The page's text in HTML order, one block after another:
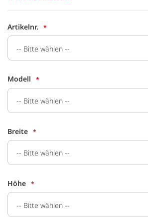
Artikelnr.
Modell
Breite
Höhe